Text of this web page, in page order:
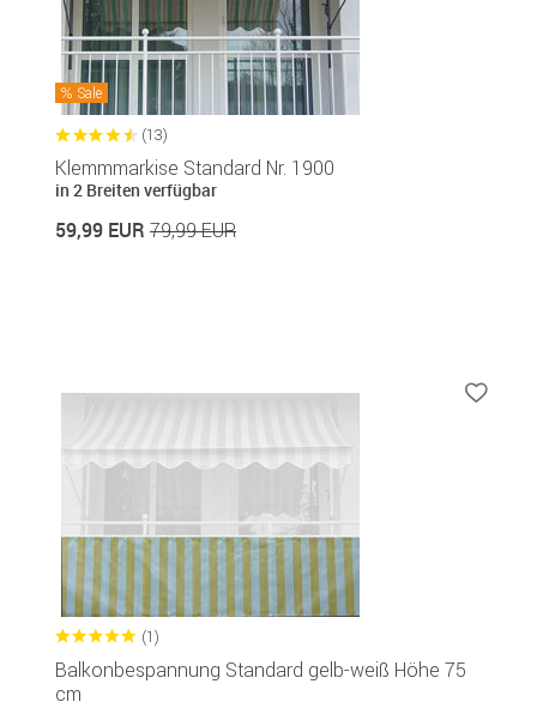
Sale
(13)
Klemmmarkise Standard Nr. 1900
in 2 Breiten verfügbar
59,99 EUR 79,99 EUR
(1)
Balkonbespannung Standard gelb-weiß Höhe 75
cm